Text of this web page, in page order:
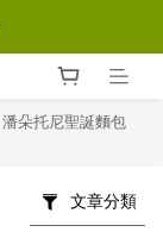
潘朵托尼聖誕麵包
文章分類